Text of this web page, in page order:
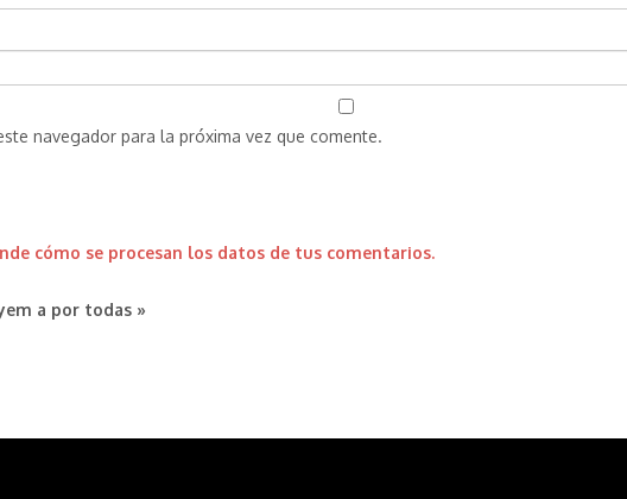
navegador para la próxima vez que comente.
cómo se procesan los datos de tus comentarios.
a por todas »